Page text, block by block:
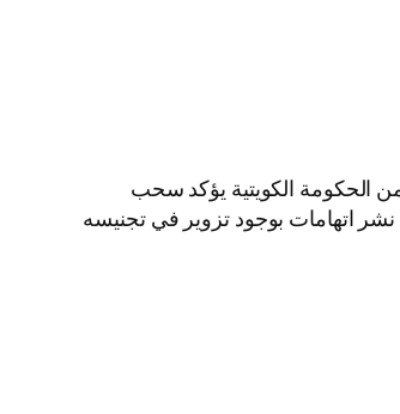
الكويتية يؤكد سحب
اتهامات بوجود تزوير في تجنيسه